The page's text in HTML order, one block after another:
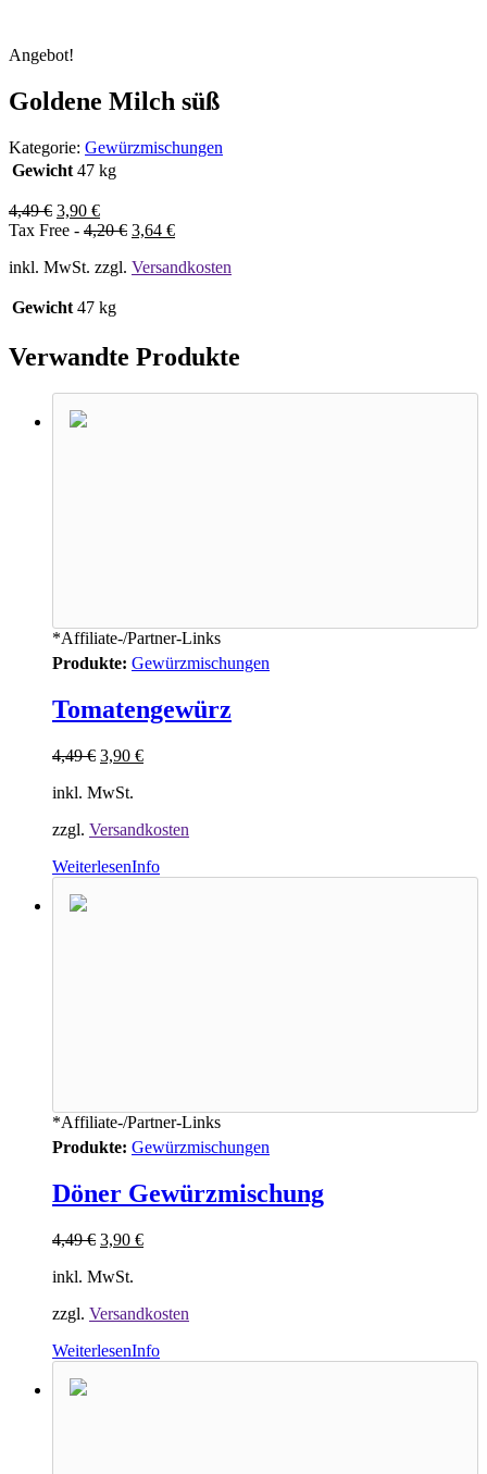
Angebot!
Goldene Milch süß
Kategorie: Gewürzmischungen
Gewicht 47 kg
4,49€ 3,90 €
Tax Free - 4,20€ 3,64 €
inkl. MwSt. zzgl. Versandkosten
Gewicht 47 kg
Verwandte Produkte
*Affiliate-/Partner-Links
Produkte: Gewürzmischungen
Tomatengewürz
4,49€ 3,90 €
inkl. MwSt.
zzgl. Versandkosten
WeiterlesenInfo
*Affiliate-/Partner-Links
Produkte: Gewürzmischungen
Döner Gewürzmischung
4,49€ 3,90 €
inkl. MwSt.
zzgl. Versandkosten
WeiterlesenInfo